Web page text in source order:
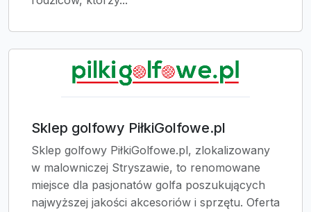
Sklep golfowy PiłkiGolfowe.pl
Sklep golfowy PiłkiGolfowe.pl, zlokalizowany
w malowniczej Stryszawie, to renomowane
miejsce dla pasjonatów golfa poszukujących
najwyższej jakości akcesoriów i sprzętu. Oferta